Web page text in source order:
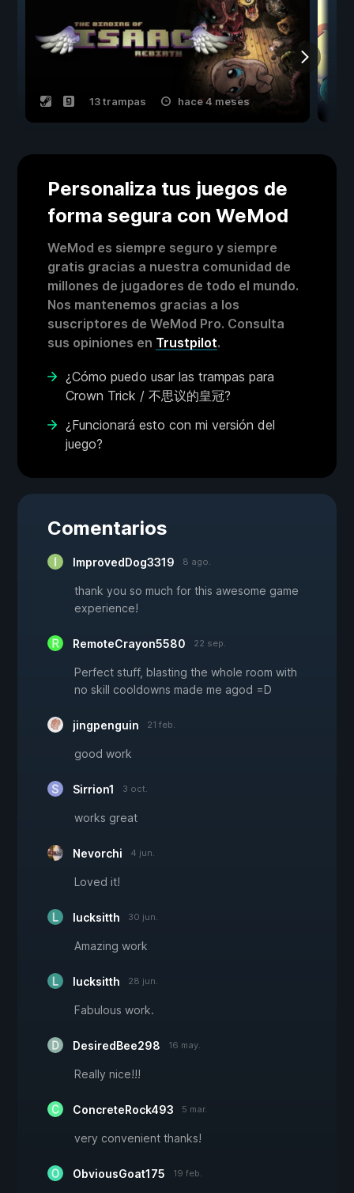
13 trampas hace 4 meses
Personaliza tus juegos de
forma segura con WeMod
WeMod es siempre seguro y siempre
gratis gracias a nuestra comunidad de
millones de jugadores de todo el mundo.
Nos mantenemos gracias a los
suscriptores de WeMod Pro. Consulta
sus opiniones en Trustpilot.
¿Cómo puedo usar las trampas para
Crown Trick / 不思议的皇冠?
¿Funcionará esto con mi versión del
juego?
Comentarios
ImprovedDog3319 8 ago.
thank you so much for this awesome game
experience!
RemoteCrayon5580 22 sep.
Perfect stuff, blasting the whole room with
no skill cooldowns made me agod =D
jingpenguin 21 feb.
good work
Sirrion1 3 oct.
works great
Nevorchi 4 jun.
Loved it!
lucksitth 30 jun.
Amazing work
lucksitth 28 jun.
Fabulous work.
DesiredBee298 16 may.
Really nice!!!
ConcreteRock493 5 mar.
very convenient thanks!
ObviousGoat175 19 feb.